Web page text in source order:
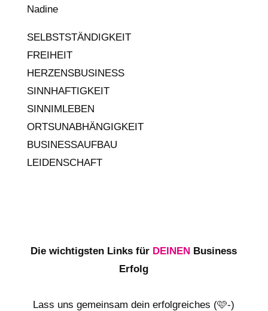
Nadine
SELBSTSTÄNDIGKEIT
FREIHEIT
HERZENSBUSINESS
SINNHAFTIGKEIT
SINNIMLEBEN
ORTSUNABHÄNGIGKEIT
BUSINESSAUFBAU
LEIDENSCHAFT
Die wichtigsten Links für DEINEN Business
Erfolg
Lass uns gemeinsam dein erfolgreiches (🩷-)